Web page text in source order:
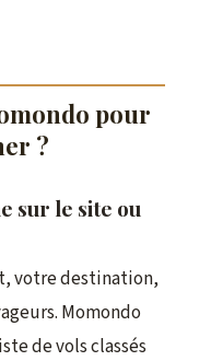
pour
?
sur le site ou
votre destination,
Momondo
de vols classés